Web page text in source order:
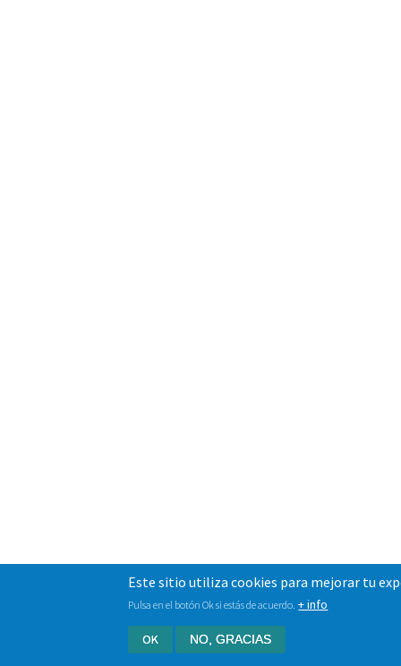
Este sitio utiliza cookies para mejorar tu
Pulsa en el botón Ok si estás de acuerdo. + info
OK NO, GRACIAS